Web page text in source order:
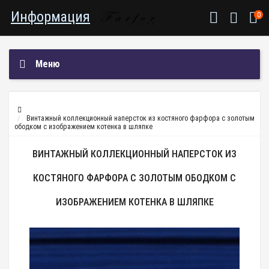
Информация 0
Меню
Винтажный коллекционный наперсток из костяного фарфора с золотым
ободком с изображением котенка в шляпке
ВИНТАЖНЫЙ КОЛЛЕКЦИОННЫЙ НАПЕРСТОК ИЗ
КОСТЯНОГО ФАРФОРА С ЗОЛОТЫМ ОБОДКОМ С
ИЗОБРАЖЕНИЕМ КОТЕНКА В ШЛЯПКЕ